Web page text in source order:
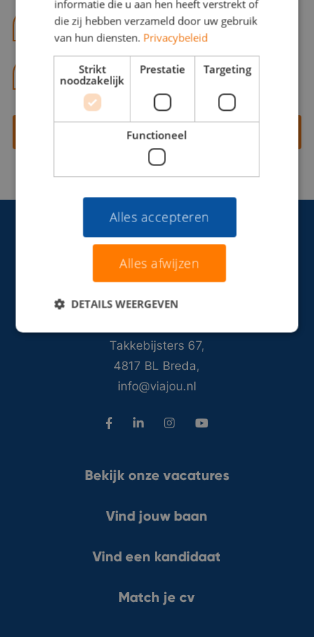
benno@viajou.nl
06 13 28 62 71
Contact opnemen
Takkebijsters 67,
4817 BL Breda,
info@viajou.nl
Bekijk onze vacatures
Vind jouw baan
Vind een kandidaat
Match je cv
informatie die u aan hen heeft verstrekt of
die zij hebben verzameld door uw gebruik
van hun diensten. Privacybeleid
Strikt
noodzakelijk
Prestatie Targeting
Functioneel
Alles accepteren
Alles afwijzen
DETAILS WEERGEVEN